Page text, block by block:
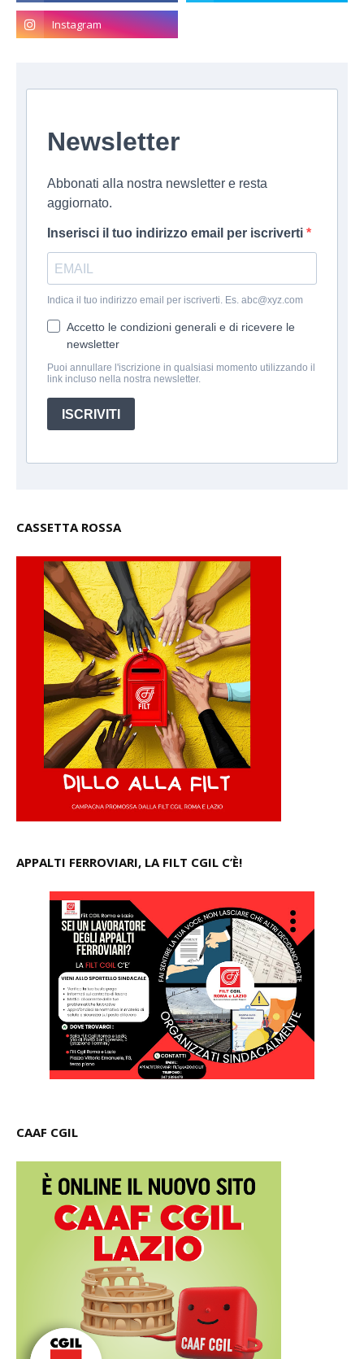
Newsletter
Abbonati alla nostra newsletter e resta
aggiornato.
Inserisci il tuo indirizzo email per iscriverti
Indica il tuo indirizzo email per iscriverti. Es. abc@xyz.com
Accetto le condizioni generali e di ricevere le
newsletter
Puoi annullare l'iscrizione in qualsiasi momento utilizzando il
link incluso nella nostra newsletter.
ISCRIVITI
CASSETTA ROSSA
APPALTI FERROVIARI, LA FILT CGIL C’È!
CAAF CGIL